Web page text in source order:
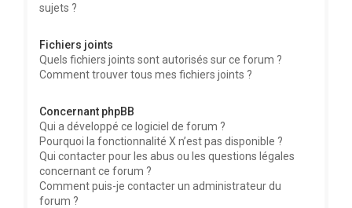
sujets ?
Fichiers joints
Quels fichiers joints sont autorisés sur ce forum ?
Comment trouver tous mes fichiers joints ?
Concernant phpBB
Qui a développé ce logiciel de forum ?
Pourquoi la fonctionnalité X n’est pas disponible ?
Qui contacter pour les abus ou les questions légales
concernant ce forum ?
Comment puis-je contacter un administrateur du
forum ?